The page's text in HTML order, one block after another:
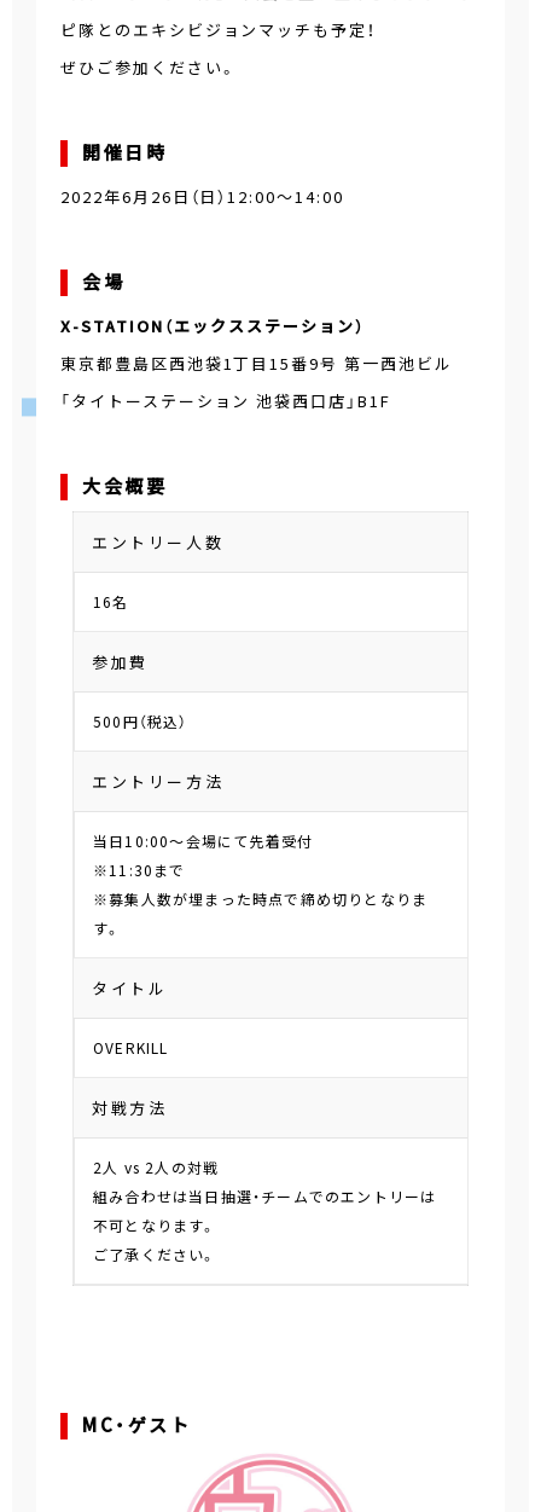
ピ隊とのエキシビジョンマッチも予定！
ぜひご参加ください。
開催日時
2022年6月26日（日）12:00～14:00
会場
X-STATION（エックスステーション）
東京都豊島区西池袋1丁目15番9号 第一西池ビル
「タイトーステーション 池袋西口店」B1F
大会概要
エントリー人数
16名
参加費
500円（税込）
エントリー方法
当日10:00～会場にて先着受付
※11:30まで
※募集人数が埋まった時点で締め切りとなりま
す。
タイトル
OVERKILL
対戦方法
2人 vs 2人の対戦
組み合わせは当日抽選・チームでのエントリーは
不可となります。
ご了承ください。
MC・ゲスト